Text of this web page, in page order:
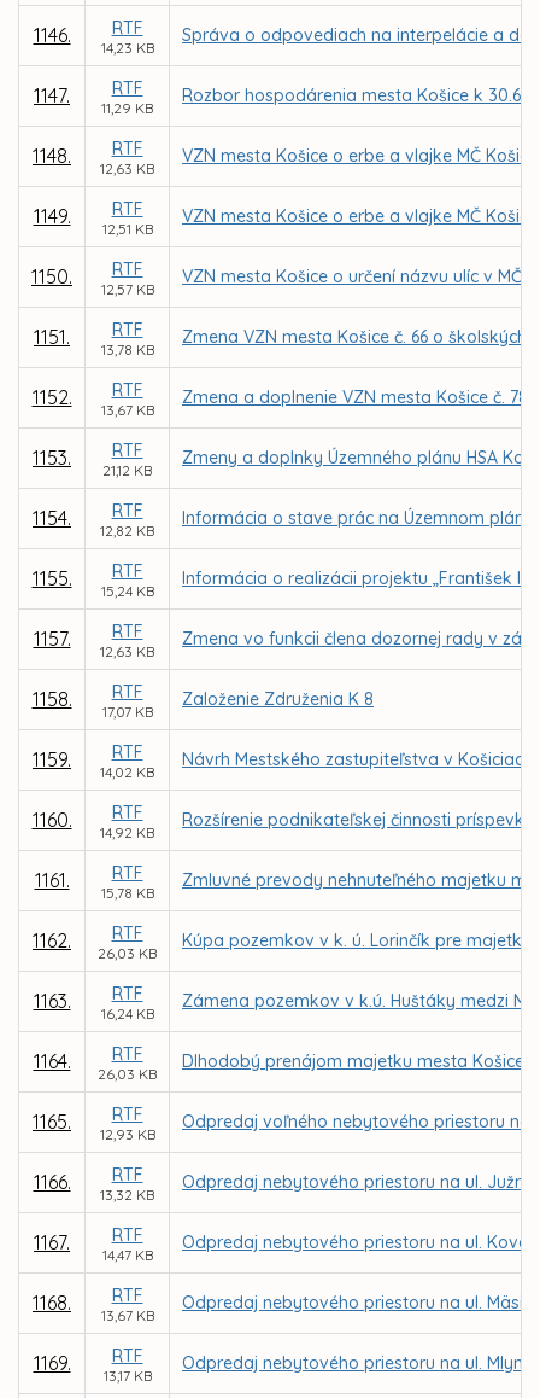
1146. RTF
14,23 KB
Správa o odpovediach na interpelácie a
1147. RTF
11,29 KB
Rozbor hospodárenia mesta Košice k
1148. RTF
12,63 KB
VZN mesta Košice o erbe a vlajke MČ Košice
1149. RTF
12,51 KB
VZN mesta Košice o erbe a vlajke MČ
1150. RTF
12,57 KB
VZN mesta Košice o určení názvu ulíc v MČ
1151. RTF
13,78 KB
Zmena VZN mesta Košice č. 66 o školských
1152. RTF
13,67 KB
Zmena a doplnenie VZN mesta Košice č.
1153. RTF
21,12 KB
Zmeny a doplnky Územného plánu HSA
1154. RTF
12,82 KB
Informácia o stave prác na Územnom pláne
1155. RTF
15,24 KB
Informácia o realizácii projektu „František II.
1157. RTF
12,63 KB
Zmena vo funkcii člena dozornej rady v
1158. RTF
17,07 KB
Založenie Združenia K 8
1159. RTF
14,02 KB
Návrh Mestského zastupiteľstva v
1160. RTF
14,92 KB
Rozšírenie podnikateľskej činnosti
1161. RTF
15,78 KB
Zmluvné prevody nehnuteľného majetku
1162. RTF
26,03 KB
Kúpa pozemkov v k. ú. Lorinčík pre
1163. RTF
16,24 KB
Zámena pozemkov v k.ú. Huštáky medzi
1164. RTF
26,03 KB
Dlhodobý prenájom majetku mesta Košice
1165. RTF
12,93 KB
Odpredaj voľného nebytového priestoru na
1166. RTF
13,32 KB
Odpredaj nebytového priestoru na ul. Južná
1167. RTF
14,47 KB
Odpredaj nebytového priestoru na ul.
1168. RTF
13,67 KB
Odpredaj nebytového priestoru na ul.
1169. RTF
13,17 KB
Odpredaj nebytového priestoru na ul.